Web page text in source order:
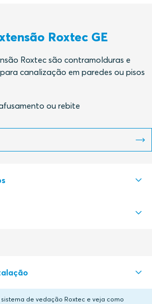
Roxtec GE
Roxtec são contramolduras e
canalização em paredes ou pisos
ou rebite
FRAME
DIBt
de vedação Roxtec e veja como